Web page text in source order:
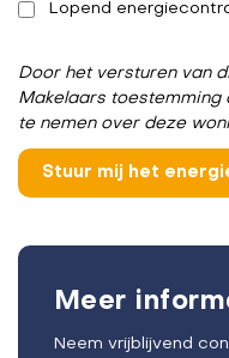
Lopend
Door het versturen van
Makelaars
te nemen over deze
Meer
Neem vrijblijvend